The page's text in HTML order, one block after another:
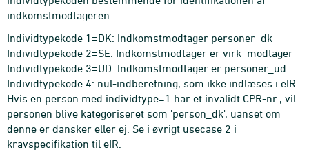
indkomstmodtageren:
Individtypekode 1=DK: Indkomstmodtager personer_dk
Individtypekode 2=SE: Indkomstmodtager er virk_modtager
Individtypekode 3=UD: Indkomstmodtager er personer_ud
Individtypekode 4: nul-indberetning, som ikke indlæses i eIR.
Hvis en person med individtype=1 har et invalidt CPR-nr., vil
personen blive kategoriseret som 'person_dk', uanset om
denne er dansker eller ej. Se i øvrigt usecase 2 i
kravspecifikation til eIR.